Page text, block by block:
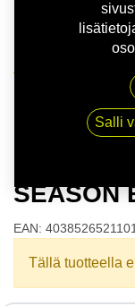
165/65R15
SEASON
EAN: 4038526521101
Tällä tuotteella
Salli